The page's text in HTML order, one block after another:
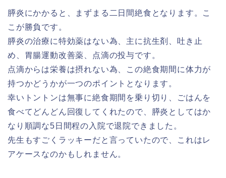
膵炎にかかると、まずまる二日間絶食となります。こ
こが勝負です。
膵炎の治療に特効薬はない為、主に抗生剤、吐き止
め、胃腸運動改善薬、点滴の投与です。
点滴からは栄養は摂れない為、この絶食期間に体力が
持つかどうかが一つのポイントとなります。
幸いトントンは無事に絶食期間を乗り切り、ごはんを
食べてどんどん回復してくれたので、膵炎としてはか
なり順調な5日間程の入院で退院できました。
先生もすごくラッキーだと言っていたので、これはレ
アケースなのかもしれません。